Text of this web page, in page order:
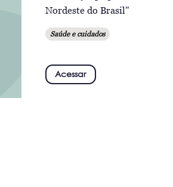
Nordeste do Brasil"
Saúde e cuidados
Acessar